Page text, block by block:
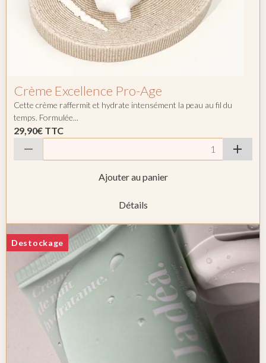
Crème Excellence Pro-Age
Cette crème raffermit et hydrate intensément la peau au fil du
temps. Formulée...
29,90€ TTC
Ajouter au panier
Détails
Destockage